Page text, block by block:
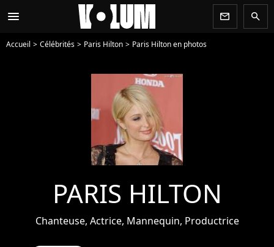
menu newsletter search
Accueil Célébrités Paris Hilton Paris Hilton en photos
PARIS HILTON
Chanteuse, Actrice, Mannequin, Productrice